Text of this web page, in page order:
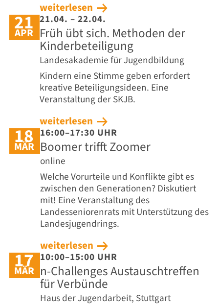
weiterlesen
21
APR
21.04. – 22.04.
Früh übt sich. Methoden der
Kinderbeteiligung
Landesakademie für Jugendbildung
Kindern eine Stimme geben erfordert
kreative Beteiligungsideen. Eine
Veranstaltung der SKJB.
weiterlesen
18
MÄR
16:00–17:30 UHR
Boomer trifft Zoomer
online
Welche Vorurteile und Konflikte gibt es
zwischen den Generationen? Diskutiert
mit! Eine Veranstaltung des
Landesseniorenrats mit Unterstützung des
Landesjugendrings.
weiterlesen
17
MÄR
10:00–15:00 UHR
n-Challenges Austauschtreffen
für Verbünde
Haus der Jugendarbeit, Stuttgart